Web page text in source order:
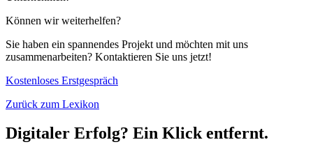
Können wir weiterhelfen?
Sie haben ein spannendes Projekt und möchten mit uns
zusammenarbeiten? Kontaktieren Sie uns jetzt!
Kostenloses Erstgespräch
Zurück zum Lexikon
Digitaler Erfolg? Ein Klick entfernt.